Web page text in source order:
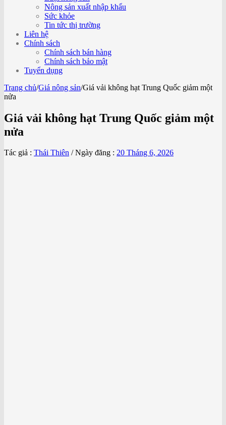
Nông sản xuất nhập khẩu
Sức khỏe
Tin tức thị trường
Liên hệ
Chính sách
Chính sách bán hàng
Chính sách bảo mật
Tuyển dụng
Trang chủ/Giá nông sản/Giá vải không hạt Trung Quốc giảm một
nửa
Giá vải không hạt Trung Quốc giảm một
nửa
Tác giả : Thái Thiên / Ngày đăng : 20 Tháng 6, 2026